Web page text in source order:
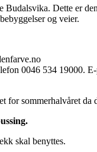
Dette er
og veier.
0046 534 19000.
for sommerhalvåret da
skal benyttes.